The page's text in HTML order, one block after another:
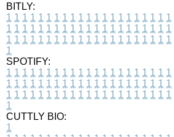
BITLY:
1 1 1 1 1 1 1 1 1 1 1 1 1 1 1 1 1 1 1 1 1
1 1 1 1 1 1 1 1 1 1 1 1 1 1 1 1 1 1 1 1 1
1 1 1 1 1 1 1 1 1 1 1 1 1 1 1 1 1 1 1 1 1
1
SPOTIFY:
1 1 1 1 1 1 1 1 1 1 1 1 1 1 1 1 1 1 1 1 1
1 1 1 1 1 1 1 1 1 1 1 1 1 1 1 1 1 1 1 1 1
1 1 1 1 1 1 1 1 1 1 1 1 1 1 1 1 1 1 1 1 1
1
CUTTLY BIO:
1